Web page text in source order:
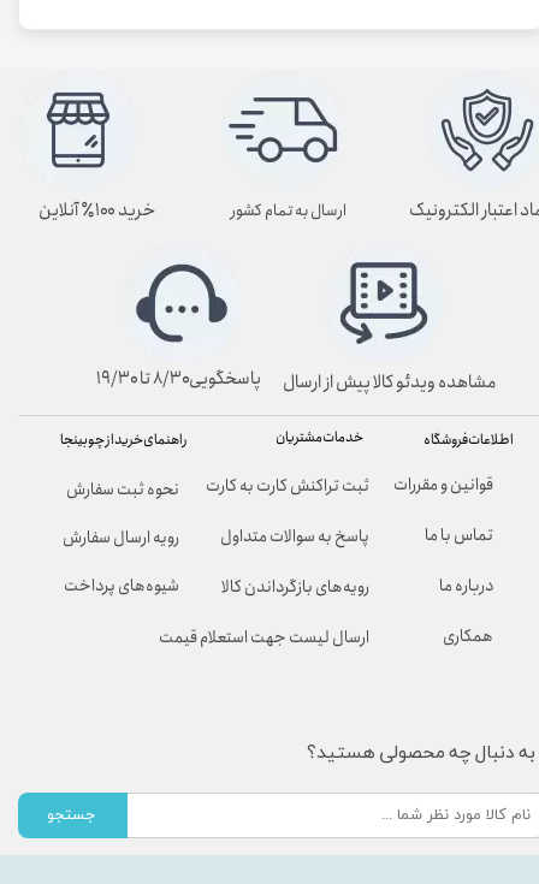
راهنمای خرید از چوبینجا
نحوه ثبت سفارش
رویه ارسال سفارش
شیوه‌های پرداخت
خدمات مشتریان
ثبت تراکنش کارت به کارت
پاسخ به سوالات متداول
رویه‌های بازگرداندن کالا
ارسال لیست جهت استعلام قیمت
اطلاعات فروشگاه
قوانین و مقررات
تماس با ما
درباره ما
همکاری
به دنبال چه محصولی هستید؟
جستجو
ارسال به تمام کشور
پاسخگویی۸/۳۰ تا ۱۹/۳۰
اعتبار الکترونیک خرید ۱۰۰٪ آنلاین
مشاهده ویدئو کالا پیش از ارسال